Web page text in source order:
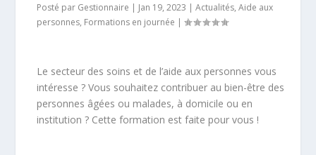
Posté par Gestionnaire Jan 19, 2023 |Actualités,Aide aux
personnes, Formations en journée |
Le secteur des soins et de l’aide aux personnes vous
intéresse ? Vous souhaitez contribuer au bien-être des
personnes âgées ou malades, à domicile ou en
institution ? Cette formation est faite pour vous !